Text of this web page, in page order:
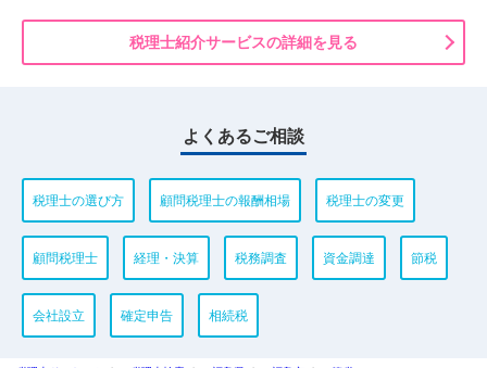
税理士紹介サービスの詳細を見る
よくあるご相談
税理士の選び方 顧問税理士の報酬相場 税理士の変更
顧問税理士 経理・決算 税務調査 資金調達 節税
会社設立 確定申告 相続税